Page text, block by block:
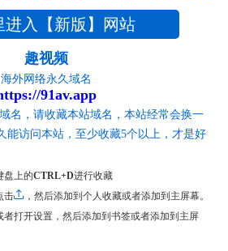
进入【新版】网站
趣视频
海外网络永久域名
91av.app
，请收藏本站域名，本站经常会换一
能访问本站，至少收藏5个以上，才是好
盘上的CTRL+D进行收藏
击
，然后添加到个人收藏或者添加到主屏幕。
者打开设置，然后添加到书签或者添加到主屏